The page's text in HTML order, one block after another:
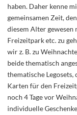
haben. Daher kenne
gemeinsamen Zeit,
diesem Alter
Freizeitpark etc. zu
wir z. B. zu
beide thematisch
thematische Legosets,
Karten für den
noch 4 Tage vor
individuelle